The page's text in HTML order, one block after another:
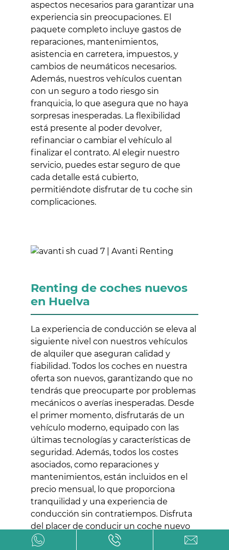
aspectos necesarios para garantizar una
experiencia sin preocupaciones. El
paquete completo incluye gastos de
reparaciones, mantenimientos,
asistencia en carretera, impuestos, y
cambios de neumáticos necesarios.
Además, nuestros vehículos cuentan
con un seguro a todo riesgo sin
franquicia, lo que asegura que no haya
sorpresas inesperadas. La flexibilidad
está presente al poder devolver,
refinanciar o cambiar el vehículo al
finalizar el contrato. Al elegir nuestro
servicio, puedes estar seguro de que
cada detalle está cubierto,
permitiéndote disfrutar de tu coche sin
complicaciones.
Renting de coches nuevos
en Huelva
La experiencia de conducción se eleva al
siguiente nivel con nuestros vehículos
de alquiler que aseguran calidad y
fiabilidad. Todos los coches en nuestra
oferta son nuevos, garantizando que no
tendrás que preocuparte por problemas
mecánicos o averías inesperadas. Desde
el primer momento, disfrutarás de un
vehículo moderno, equipado con las
últimas tecnologías y características de
seguridad. Además, todos los costes
asociados, como reparaciones y
mantenimientos, están incluidos en el
precio mensual, lo que proporciona
tranquilidad y una experiencia de
conducción sin contratiempos. Disfruta
del placer de conducir un coche nuevo
sin los compromisos de la compra.